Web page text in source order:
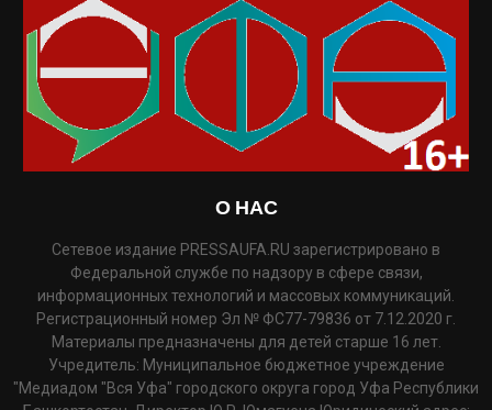
О НАС
Сетевое издание PRESSAUFA.RU зарегистрировано в
Федеральной службе по надзору в сфере связи,
информационных технологий и массовых коммуникаций.
Регистрационный номер Эл № ФС77-79836 от 7.12.2020 г.
Материалы предназначены для детей старше 16 лет.
Учредитель: Муниципальное бюджетное учреждение
"Медиадом "Вся Уфа" городского округа город Уфа Республики